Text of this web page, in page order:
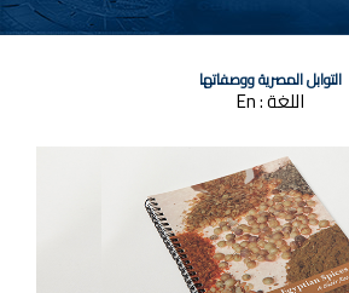
التوابل المصرية ووصفاتها
اللغة :En